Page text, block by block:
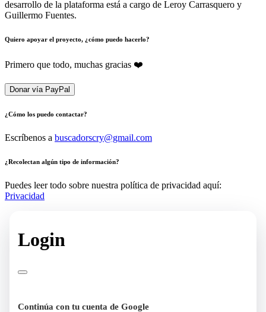
desarrollo de la plataforma está a cargo de Leroy Carrasquero y
Guillermo Fuentes.
Quiero apoyar el proyecto, ¿cómo puedo hacerlo?
Primero que todo, muchas gracias ❤️
Donar vía PayPal
¿Cómo los puedo contactar?
Escríbenos a buscadorscry@gmail.com
¿Recolectan algún tipo de información?
Puedes leer todo sobre nuestra política de privacidad aquí:
Privacidad
Login
Continúa con tu cuenta de Google